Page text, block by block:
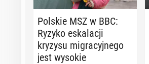
Polskie MSZ w BBC:
Ryzyko eska­la­cji
kryzysu mi­gra­cyj­ne­go
jest wysokie